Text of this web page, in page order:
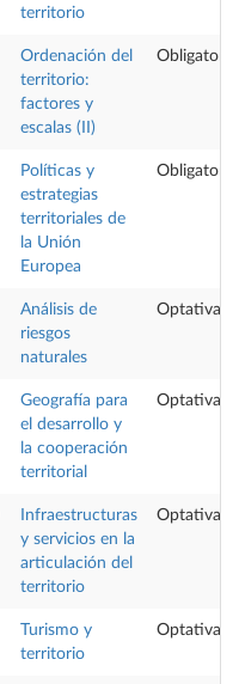
territorio
Ordenación del
territorio:
factores y
escalas (II)
Obligatoria
Políticas y
estrategias
territoriales de
la Unión
Europea
Obligatoria
Análisis de
riesgos
naturales
Optativa
Geografía para
el desarrollo y
la cooperación
territorial
Optativa
Infraestructuras
y servicios en la
articulación del
territorio
Optativa
Turismo y
territorio
Optativa